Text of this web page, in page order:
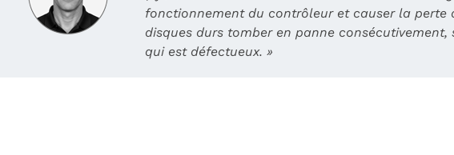
fonctionnement du contrôleur et causer la perte
disques durs tomber en panne
qui est défectueux. »